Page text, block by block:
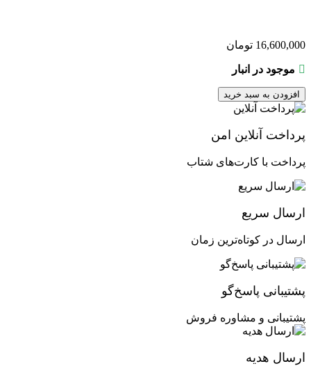
ابعاد
رنگ
وزن
برند
گارانتی
16,600,000 تومان
موجود در انبار
افزودن به سبد خرید
پرداخت آنلاین امن
پرداخت با کارت‌های شتاب
ارسال سریع
ارسال در کوتاه‌ترین زمان
پشتیبانی پاسخ‌گو
پشتیبانی و مشاوره فروش
ارسال هدیه